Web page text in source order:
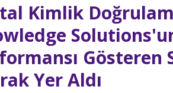
Kimlik
Gösteren
Yer Aldı